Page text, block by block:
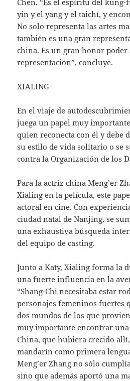
yin y el yang y el taichí, y
No solo representa las artes
también es una gran
china. Es un gran honor poder
representación”, concluye.
XIALING
En el viaje de
juega un papel muy
quien reconecta con él y debe
su estilo de vida solitario o se
contra la Organización de los
Para la actriz china Meng’er
Xialing en la película, este
actoral en cine. Con
ciudad natal de Nanjing, se
una exhaustiva búsqueda
del equipo de casting.
Junto a Katy, Xialing forma la
una fuerte influencia en la
“Shang-Chi necesitaba estar
personajes femeninos fuertes
dos mundos de los que
muy importante encontrar
China, que hubiera crecido
mandarín como primera
Meng’er Zhang no sólo
sino que además aportó una